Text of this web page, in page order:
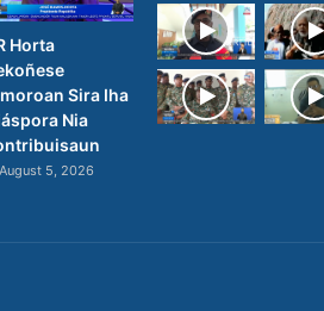
Horta
Sira Iha
Nia
August 5, 2026